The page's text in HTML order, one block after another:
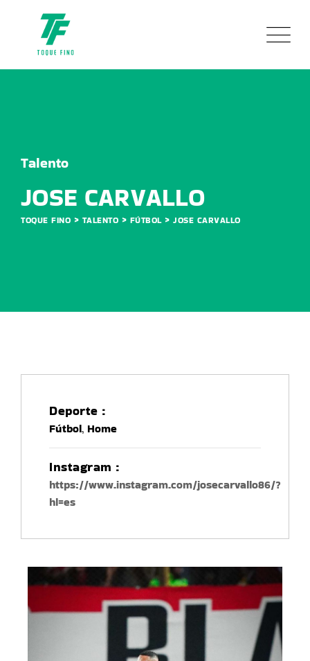
Talento
JOSE CARVALLO
TOQUE FINO > TALENTO > FÚTBOL> JOSE CARVALLO
Deporte :
Fútbol, Home
Instagram :
https://www.instagram.com/josecarvallo86/?
hl=es